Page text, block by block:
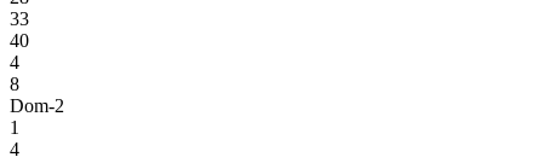
33
40
4
8
Dom-2
1
4